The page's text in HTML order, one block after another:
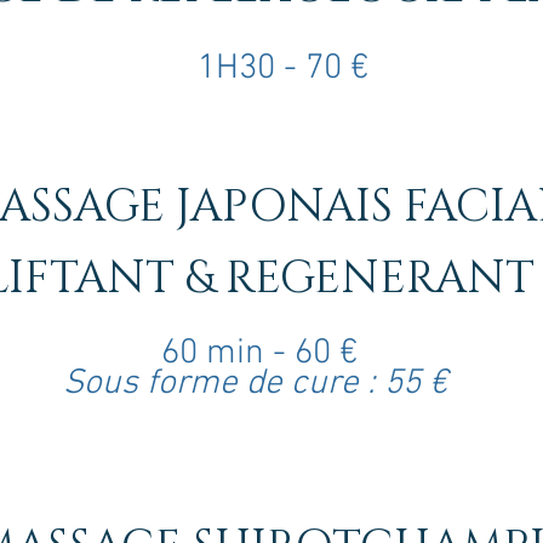
1H30 - 70 €
JAPONAIS
& REGENERANT
60 min - 60 €
Sous forme de cure : 55 €